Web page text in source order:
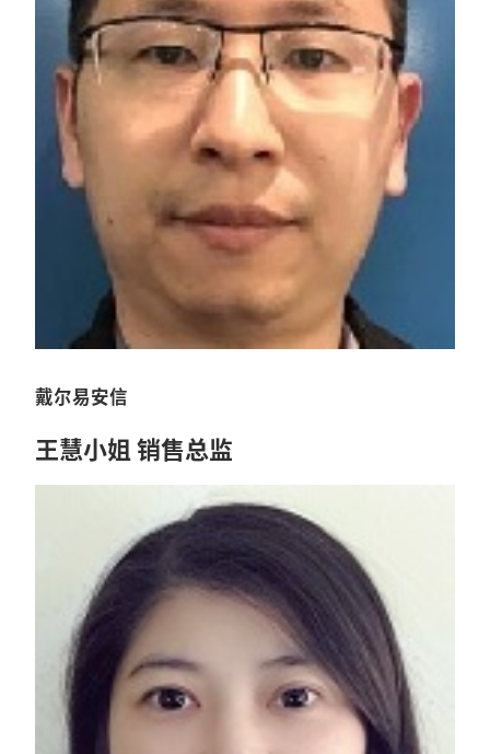
戴尔易安信
王慧小姐 销售总监